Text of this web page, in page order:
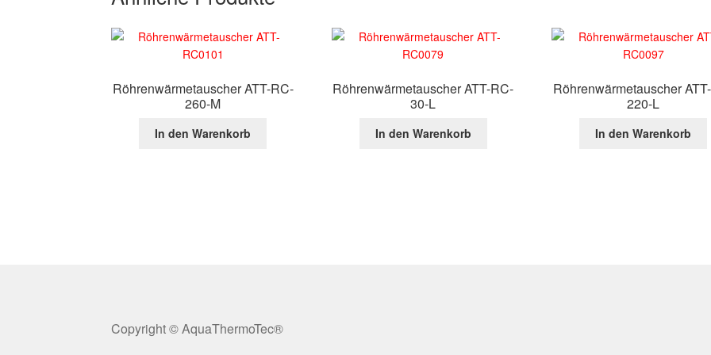
Röhrenwärmetauscher ATT-RC-
260-M
In den Warenkorb
Röhrenwärmetauscher ATT-RC-
30-L
In den Warenkorb
Röhrenwärmetauscher
220-L
In den Warenkorb
Copyright © AquaThermoTec®